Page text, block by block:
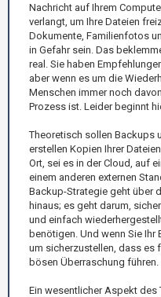
Nachricht auf Ihrem
verlangt, um Ihre Dateien
Dokumente, Familienfotos
in Gefahr sein. Das
real. Sie haben
aber wenn es um die
Menschen immer noch
Prozess ist. Leider beginnt
Theoretisch sollen Backups
erstellen Kopien Ihrer
Ort, sei es in der Cloud, auf
einem anderen externen
Backup-Strategie geht über
hinaus; es geht darum,
und einfach
benötigen. Und wenn Sie Ihr
um sicherzustellen, dass es
bösen Überraschung führen.
Ein wesentlicher Aspekt des